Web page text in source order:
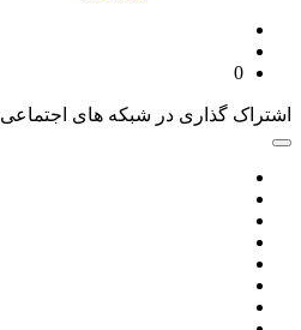
0
اشتراک گذاری در شبکه های اجتماعی